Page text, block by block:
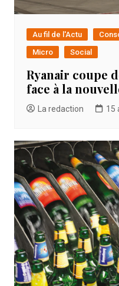
Au fil de l'Actu
Micro
Social
Ryanair coupe
face à la
La redaction 15